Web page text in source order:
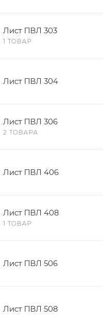
Лист ПВЛ 303
1 ТОВАР
Лист ПВЛ 304
Лист ПВЛ 306
2 ТОВАРА
Лист ПВЛ 406
Лист ПВЛ 408
1 ТОВАР
Лист ПВЛ 506
Лист ПВЛ 508